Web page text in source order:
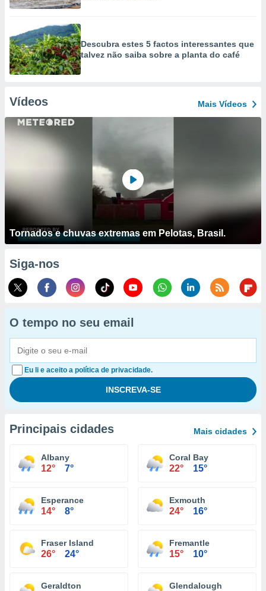
Descubra estes 5 factos interessantes que
talvez não saiba sobre a planta do café
Vídeos Mais Vídeos
Tornados e chuvas extremas em Pelotas, Brasil.
Siga-nos
O tempo no seu email
Eu li e aceito a política de privacidade.
Principais cidades Mais cidades
Albany
12° 7°
Coral Bay
22° 15°
Esperance
14° 8°
Exmouth
24° 16°
Fraser Island
26° 24°
Fremantle
15° 10°
Geraldton Glendalough